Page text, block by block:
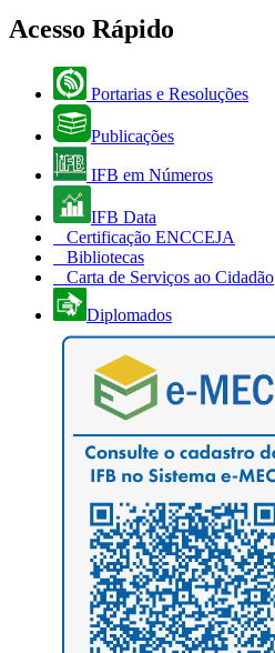
Acesso Rápido
Portarias e Resoluções
Publicações
IFB em Números
IFB Data
Certificação ENCCEJA
Bibliotecas
Carta de Serviços ao Cidadão
Diplomados